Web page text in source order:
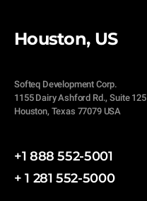
Houston, US
Softeq Development Corp.
1155 Dairy Ashford Rd., Suite 125
Houston, Texas 77079 USA
+1 888 552-5001
+ 1 281 552-5000